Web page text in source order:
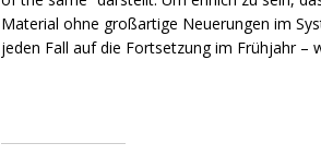
Material ohne großartige Neuerungen im
jeden Fall auf die Fortsetzung im Frühjahr –